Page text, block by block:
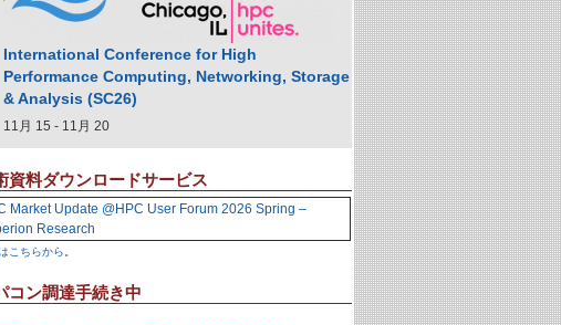
エレパ】 31,988,000円
International Conference for High
Performance Computing, Networking, Storage
& Analysis (SC26)
11月 15 - 11月 20
資料ダウンロードサービス
Market Update @HPC User Forum 2026 Spring –
Research
こちらから
コン調達手続き中